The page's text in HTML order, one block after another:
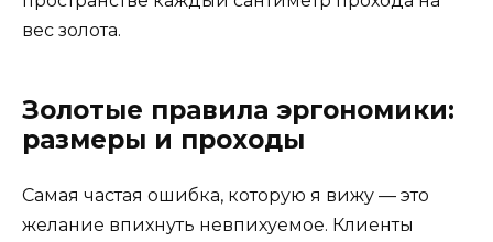
вес золота.
Золотые правила эргономики:
размеры и проходы
Самая частая ошибка, которую я вижу — это
желание впихнуть невпихуемое. Клиенты